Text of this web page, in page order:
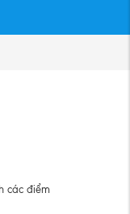
các điểm